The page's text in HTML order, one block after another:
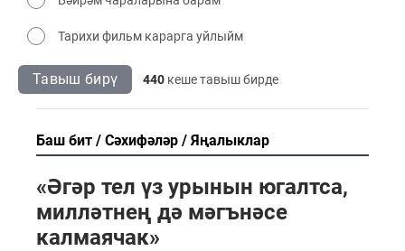
Тарихи фильм карарга уйлыйм
Тавыш бирү 440 кеше тавыш бирде
Баш бит Сәхифәләр Яңалыклар
«Әгәр тел үз урынын югалтса,
милләтнең дә мәгънәсе
калмаячак»